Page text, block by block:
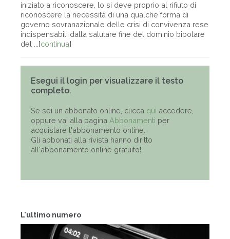
L'ultimo numero
iniziato a riconoscere, lo si deve proprio al rifiuto di
riconoscere la necessità di una qualche forma di
governo sovranazionale delle crisi di convivenza rese
indispensabili dalla salutare fine del dominio bipolare
del ...[continua]
Esegui il login per visualizzare il testo
completo.
Se sei un abbonato online, clicca qui accedere,
oppure vai alla pagina Abbonamenti per
acquistare l'abbonamento online.
Gli abbonati alla rivista hanno diritto
all'abbonamento online gratuito!